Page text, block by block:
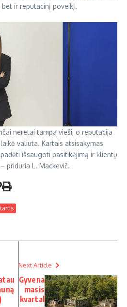
ir reputacinį poveikį.
neretai tampa vieši, o reputacija
valiuta. Kartais atsisakymas
išsaugoti pasitikėjimą ir klientų
priduria L. Mackevič.
Next Article
Gyvena
masis
kvartal